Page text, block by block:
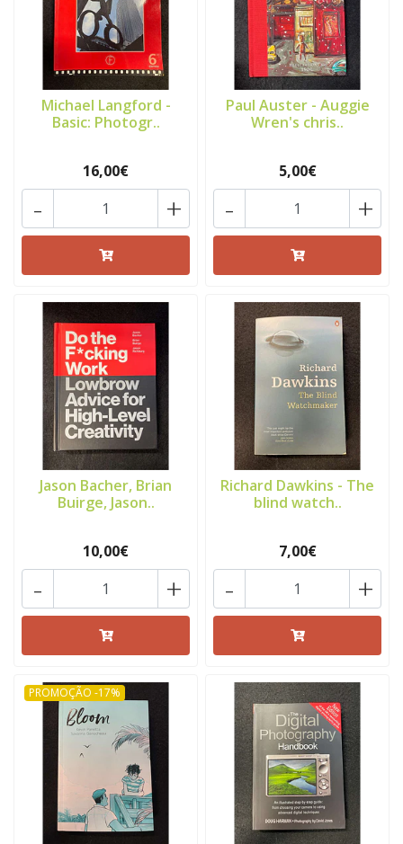
Michael Langford -
Basic: Photogr..
16,00€
+
-
Paul Auster - Auggie
Wren's chris..
5,00€
+
-
Jason Bacher, Brian
Buirge, Jason..
10,00€
+
-
Richard Dawkins - The
blind watch..
7,00€
+
-
PROMOÇÃO -17%